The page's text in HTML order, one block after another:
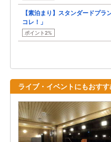
【素泊まり】スタンダードプラ
コレ！」
ポイント2%
ライブ・イベントにもおす